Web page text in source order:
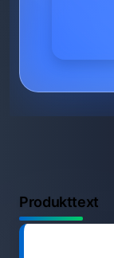
Produkttext